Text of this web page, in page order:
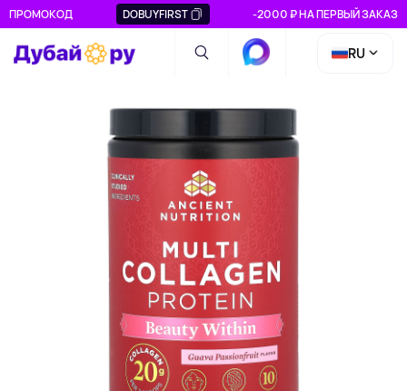
ПРОМОКОД DOBUYFIRST -2000 ₽ НА ПЕРВЫЙ ЗАКАЗ
RU